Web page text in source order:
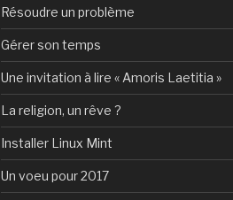
Résoudre un problème
Gérer son temps
Une invitation à lire « Amoris Laetitia »
La religion, un rêve ?
Installer Linux Mint
Un voeu pour 2017